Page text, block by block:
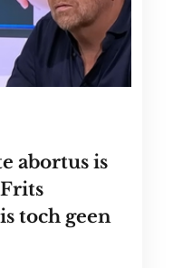
abortus is
toch geen